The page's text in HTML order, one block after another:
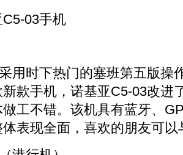
03手机
用时下热门的塞班第五版操
款手机，诺基亚C5-03改进
工不错。该机具有蓝牙、
体表现全面，喜欢的朋友可